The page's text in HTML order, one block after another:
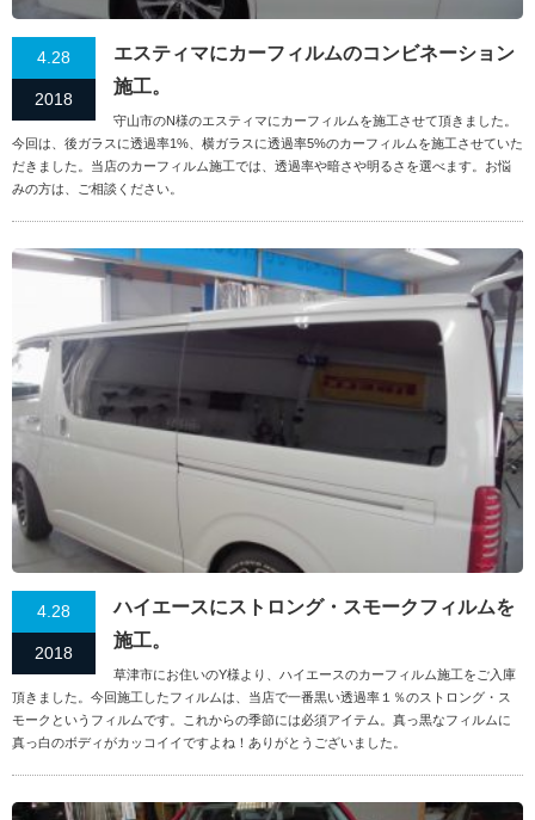
4.28
2018
エスティマにカーフィルムのコンビネーション
施工。
守山市のN様のエスティマにカーフィルムを施工させて頂きました。
今回は、後ガラスに透過率1%、横ガラスに透過率5%のカーフィルムを施工させていた
だきました。当店のカーフィルム施工では、透過率や暗さや明るさを選べます。お悩
みの方は、ご相談ください。
4.28
2018
ハイエースにストロング・スモークフィルムを
施工。
草津市にお住いのY様より、ハイエースのカーフィルム施工をご入庫
頂きました。今回施工したフィルムは、当店で一番黒い透過率１％のストロング・ス
モークというフィルムです。これからの季節には必須アイテム。真っ黒なフィルムに
真っ白のボディがカッコイイですよね！ありがとうございました。